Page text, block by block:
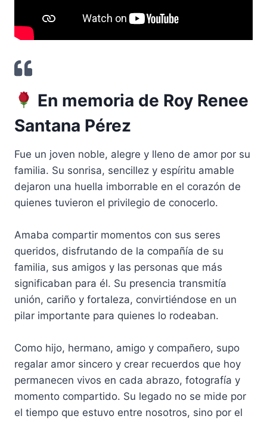
En memoria de Roy Renee
Santana Pérez
Fue un joven noble, alegre y lleno de amor por su
familia. Su sonrisa, sencillez y espíritu amable
dejaron una huella imborrable en el corazón de
quienes tuvieron el privilegio de conocerlo.
Amaba compartir momentos con sus seres
queridos, disfrutando de la compañía de su
familia, sus amigos y las personas que más
significaban para él. Su presencia transmitía
unión, cariño y fortaleza, convirtiéndose en un
pilar importante para quienes lo rodeaban.
Como hijo, hermano, amigo y compañero, supo
regalar amor sincero y crear recuerdos que hoy
permanecen vivos en cada abrazo, fotografía y
momento compartido. Su legado no se mide por
el tiempo que estuvo entre nosotros, sino por el